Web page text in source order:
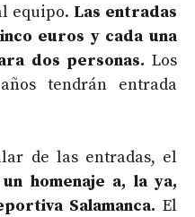
equipo. Las entradas
euros y cada una
dos personas. Los
tendrán entrada
de las entradas, el
homenaje a, la ya,
Salamanca. El